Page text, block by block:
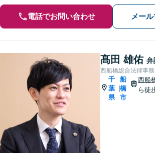
電話でお問い合わせ メー
髙田 雄佑 弁
西船橋総合法律事
千
葉
県
船
橋
市
西船
ら徒